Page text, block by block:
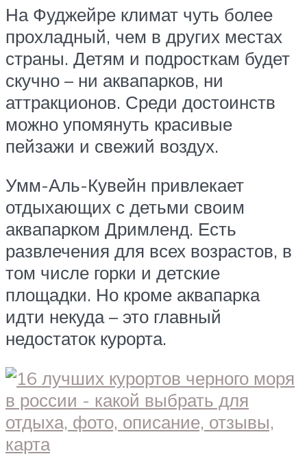
На Фуджейре климат чуть более
прохладный, чем в других местах
страны. Детям и подросткам будет
скучно – ни аквапарков, ни
аттракционов. Среди достоинств
можно упомянуть красивые
пейзажи и свежий воздух.
Умм-Аль-Кувейн привлекает
отдыхающих с детьми своим
аквапарком Дримленд. Есть
развлечения для всех возрастов, в
том числе горки и детские
площадки. Но кроме аквапарка
идти некуда – это главный
недостаток курорта.